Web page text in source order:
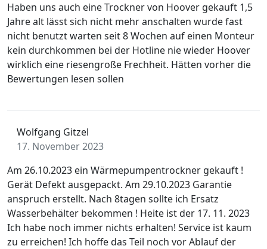
Haben uns auch eine Trockner von Hoover gekauft 1,5
Jahre alt lässt sich nicht mehr anschalten wurde fast
nicht benutzt warten seit 8 Wochen auf einen Monteur
kein durchkommen bei der Hotline nie wieder Hoover
wirklich eine riesengroße Frechheit. Hätten vorher die
Bewertungen lesen sollen
Wolfgang Gitzel
17. November 2023
Am 26.10.2023 ein Wärmepumpentrockner gekauft !
Gerät Defekt ausgepackt. Am 29.10.2023 Garantie
anspruch erstellt. Nach 8tagen sollte ich Ersatz
Wasserbehälter bekommen ! Heite ist der 17. 11. 2023
Ich habe noch immer nichts erhalten! Service ist kaum
zu erreichen! Ich hoffe das Teil noch vor Ablauf der